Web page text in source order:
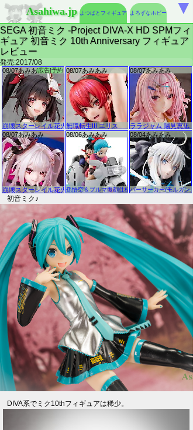
Asahiwa.jp よつばとフィギュア よろずなホビー
SEGA 初音ミク -Project DIVA-X HD SPMフィ
ギュア 初音ミク 10th Anniversary フィギュア
レビュー
発売:2017/08
初音ミク♪
DIVA系でミク10thフィギュアは稀少。
▼